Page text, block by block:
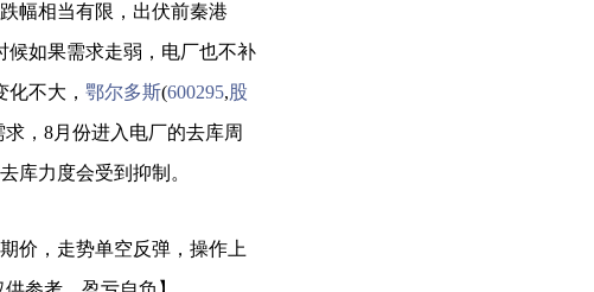
幅相当有限，出伏前秦港
候如果需求走弱，电厂也不补
不大， 鄂尔多斯(600295, 股
，8月份进入电厂的去库周
库力度会受到抑制。
，走势单空反弹，操作上